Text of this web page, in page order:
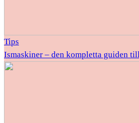
Tips
Ismaskiner – den kompletta guiden